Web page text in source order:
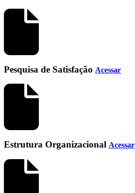
Pesquisa de Satisfação Acessar
Estrutura Organizacional Acessar